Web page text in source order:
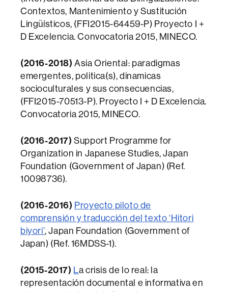
Contextos, Mantenimiento y Sustitución
Lingüísticos, (FFI2015-64459-P) Proyecto I +
D Excelencia. Convocatoria 2015, MINECO.
(2016-2018) Asia Oriental: paradigmas
emergentes, politica(s), dinamicas
socioculturales y sus consecuencias,
(FFI2015-70513-P). Proyecto I + D Excelencia.
Convocatoria 2015, MINECO.
(2016-2017) Support Programme for
Organization in Japanese Studies, Japan
Foundation (Government of Japan) (Ref.
10098736).
(2016-2016) Proyecto piloto de
comprensión y traducción del texto ‘Hitori
biyori’, Japan Foundation (Government of
Japan) (Ref. 16MDSS-1).
(2015-2017) La crisis de lo real: la
representación documental e informativa en